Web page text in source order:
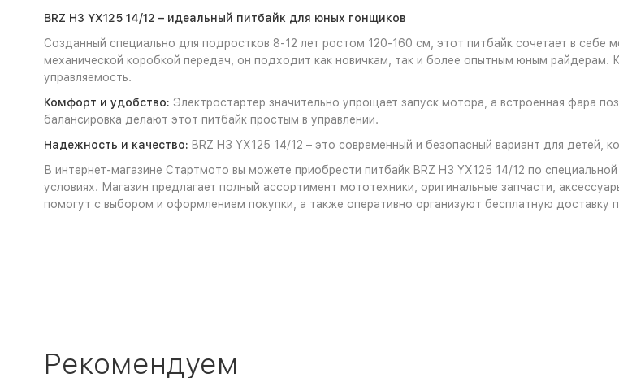
BRZ H3 YX125 14/12 – идеальный питбайк для юных гонщиков
Созданный специально для подростков 8-12 лет ростом 120-160 см, этот питбайк сочетает в
механической коробкой передач, он подходит как новичкам, так и более опытным юным
управляемость.
Комфорт и удобство: Электростартер значительно упрощает запуск мотора, а встроенная фара
балансировка делают этот питбайк простым в управлении.
Надежность и качество: BRZ H3 YX125 14/12 – это современный и безопасный вариант для детей,
В интернет-магазине Стартмото вы можете приобрести питбайк BRZ H3 YX125 14/12 по
условиях. Магазин предлагает полный ассортимент мототехники, оригинальные запчасти,
помогут с выбором и оформлением покупки, а также оперативно организуют бесплатную доставку
Рекомендуем